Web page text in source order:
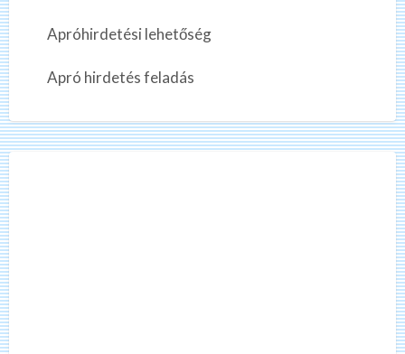
z
e
t
ő
m
u
n
k
a
Apróhirdetési lehetőség
Apró hirdetés feladás